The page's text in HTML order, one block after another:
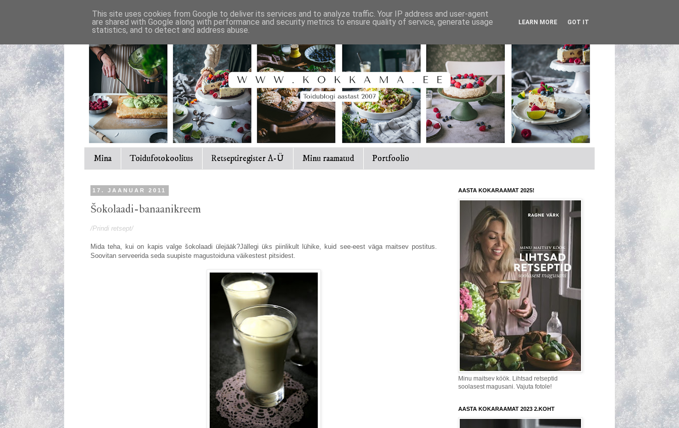
Mina Toidufotokoolitus Retseptiregister A-Ü Minu raamatud Portfoolio
17. JAANUAR 2011
Šokolaadi-banaanikreem
/Prindi retsept/
Mida teha, kui on kapis valge šokolaadi ülejääk?Jällegi üks piinlikult lühike, kuid see-eest väga maitsev postitus.
Soovitan serveerida seda suupiste magustoiduna väikestest pitsidest.
AASTA KOKARAAMAT 2025!
Minu maitsev köök. Lihtsad retseptid
soolasest magusani. Vajuta fotole!
AASTA KOKARAAMAT 2023 2.KOHT
This site uses cookies from Google to deliver its services and to analyze traffic. Your IP address and user-agent
are shared with Google along with performance and security metrics to ensure quality of service, generate usage
statistics, and to detect and address abuse.
LEARN MORE GOT IT